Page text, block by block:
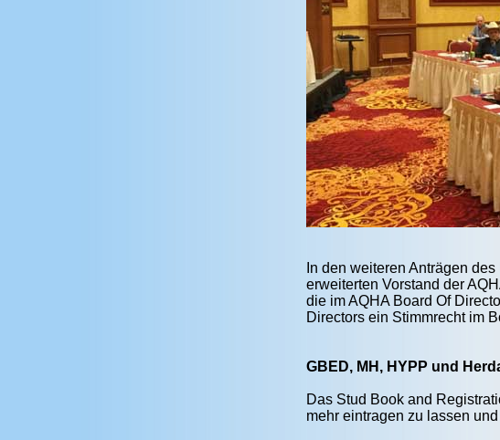
In den weiteren Anträgen
erweiterten Vorstand der
die im AQHA Board Of
Directors ein Stimmrecht im
GBED, MH, HYPP und
Das Stud Book and
mehr eintragen zu lassen